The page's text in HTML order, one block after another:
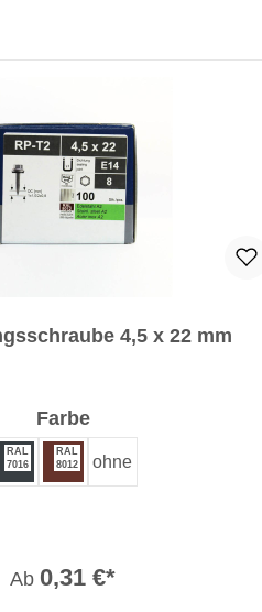
4,5 x 22 mm
Farbeauswählen
RAL
7016
RAL
8012
ohne
Ab 0,31 €*